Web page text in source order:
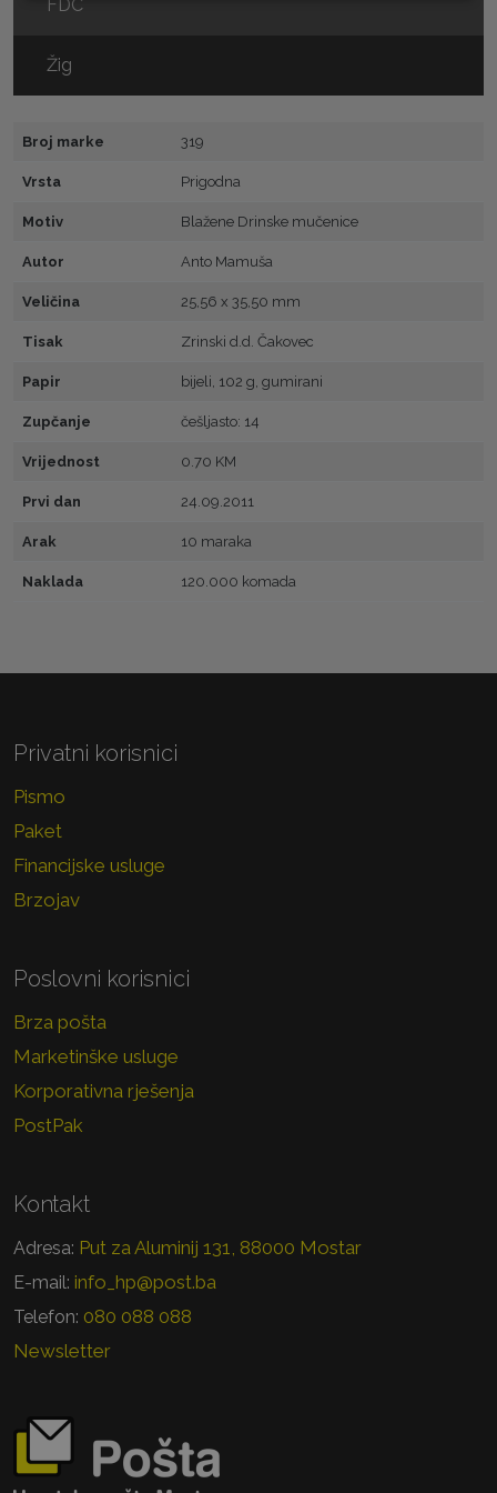
FDC
Žig
Broj marke 319
Vrsta Prigodna
Motiv Blažene Drinske mučenice
Autor Anto Mamuša
Veličina 25,56 x 35,50 mm
Tisak Zrinski d.d. Čakovec
Papir bijeli, 102 g, gumirani
Zupčanje češljasto: 14
Vrijednost 0.70 KM
Prvi dan 24.09.2011
Arak 10 maraka
Naklada 120.000 komada
Privatni korisnici
Pismo
Paket
Financijske usluge
Brzojav
Poslovni korisnici
Brza pošta
Marketinške usluge
Korporativna rješenja
PostPak
Kontakt
Adresa: Put za Aluminij 131, 88000 Mostar
E-mail: info_hp@post.ba
Telefon: 080 088 088
Newsletter